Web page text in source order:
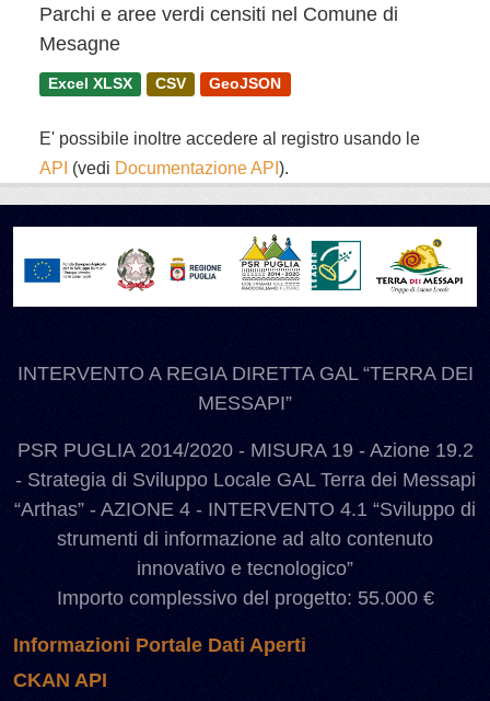
Parchi e aree verdi censiti nel Comune di
Mesagne
Excel XLSX CSV GeoJSON
E' possibile inoltre accedere al registro usando le
API (vedi Documentazione API ).
INTERVENTO A REGIA DIRETTA GAL “TERRA DEI
MESSAPI”
PSR PUGLIA 2014/2020 - MISURA 19 - Azione 19.2
- Strategia di Sviluppo Locale GAL Terra dei Messapi
“Arthas” - AZIONE 4 - INTERVENTO 4.1 “Sviluppo di
strumenti di informazione ad alto contenuto
innovativo e tecnologico”
Importo complessivo del progetto: 55.000 €
Informazioni Portale Dati Aperti
CKAN API